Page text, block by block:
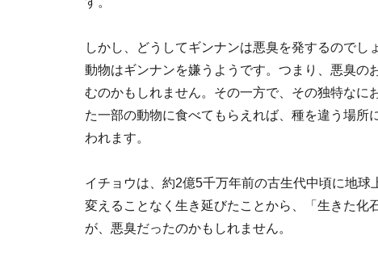
しかし、どうしてギンナンは悪臭を発するので
動物はギンナンを嫌うようです。つまり、悪臭の
むのかもしれません。その一方で、その独特な
た一部の動物に食べてもらえれば、種を違う場
われます。
イチョウは、約2億5千万年前の古生代中頃に地
変えることなく生き延びたことから、「生きた
が、悪臭だったのかもしれません。